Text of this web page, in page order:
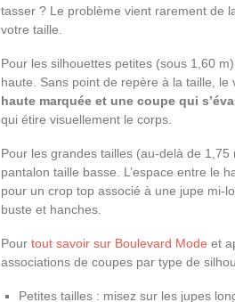
tasser ? Le problème vient rarement de
votre taille.
Pour les silhouettes petites (sous 1,60
haute. Sans point de repère à la taille,
haute marquée et une coupe qui
qui étire visuellement le corps.
Pour les grandes tailles (au-delà de
pantalon taille basse. L’espace entre le
pour un crop top associé à une jupe mi-
buste et hanches.
Pour tout savoir sur Boulevard Mode et
associations de coupes par type de
Petites tailles : misez sur les jupes